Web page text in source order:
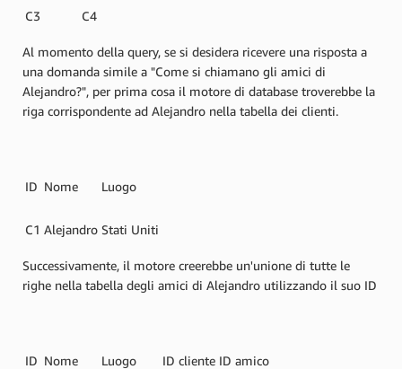
C3 C4
Al momento della query, se si desidera ricevere una risposta a
una domanda simile a "Come si chiamano gli amici di
Alejandro?", per prima cosa il motore di database troverebbe la
riga corrispondente ad Alejandro nella tabella dei clienti.
ID Nome Luogo
C1 Alejandro Stati Uniti
Successivamente, il motore creerebbe un'unione di tutte le
righe nella tabella degli amici di Alejandro utilizzando il suo ID
ID Nome Luogo ID cliente ID amico